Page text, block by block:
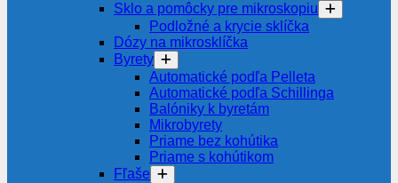
Sklo a pomôcky pre mikroskopiu
Podložné a krycie sklíčka
Dózy na mikrosklíčka
Byrety
Automatické podľa Pelleta
Automatické podľa Schillinga
Balóniky k byretám
Mikrobyrety
Priame bez kohútika
Priame s kohútikom
Fľaše